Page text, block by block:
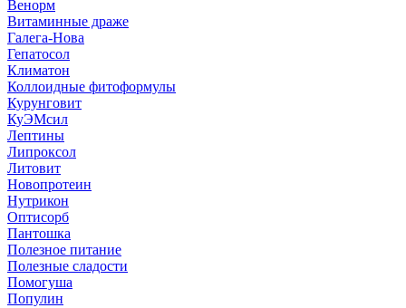
Венорм
Витаминные драже
Галега-Нова
Гепатосол
Климатон
Коллоидные фитоформулы
Курунговит
КуЭМсил
Лептины
Липроксол
Литовит
Новопротеин
Нутрикон
Оптисорб
Пантошка
Полезное питание
Полезные сладости
Помогуша
Популин